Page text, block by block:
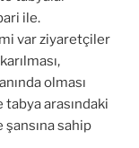
ile.
var ziyaretçiler
olması
arasındaki
sahip